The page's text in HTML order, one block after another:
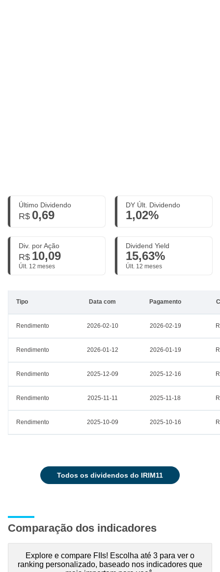
Último Dividendo
R$ 0,69
DY Últ. Dividendo
1,02%
Div. por Ação
R$ 10,09
Últ. 12 meses
Dividend Yield
15,63%
Últ. 12 meses
Tipo Data com Pagamento
Rendimento 2026-02-10 2026-02-19
Rendimento 2026-01-12 2026-01-19
Rendimento 2025-12-09 2025-12-16
Rendimento 2025-11-11 2025-11-18
Rendimento 2025-10-09 2025-10-16
todos os dividendos do IRIM11
Comparação dos indicadores
Explore e compare FIIs! Escolha até 3 para ver o
ranking personalizado, baseado nos indicadores que